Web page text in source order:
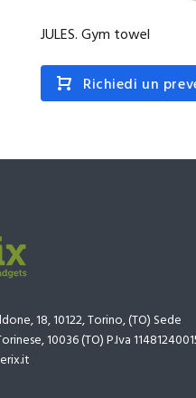
JULES. Gym towel
Richiedi un
18, 10122, Torino, (TO) Sede
10036 (TO) P.Iva